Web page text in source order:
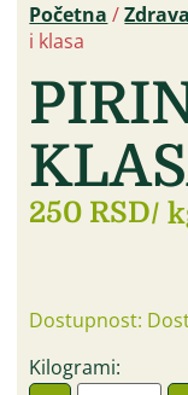
Početna /
i klasa
250 RSD/
Dostupnost:
Kilogrami: